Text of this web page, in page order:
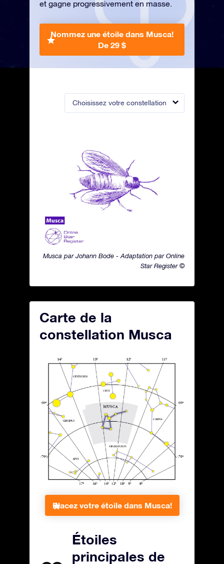
Choisissez votre constellation
Musca par Johann Bode - Adaptation par Online
Star Register ©
et gagne progressivement en masse.
Nommez une étoile dans Musca!
De 29 $
Carte de la
constellation Musca
Placez votre étoile dans Musca!
Étoiles
principales de